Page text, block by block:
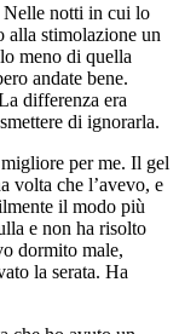
Nelle notti in cui lo
alla stimolazione un
meno di quella
andate bene.
differenza era
di ignorarla.
per me. Il gel
volta che l’avevo, e
il modo più
e non ha risolto
dormito male,
la serata. Ha